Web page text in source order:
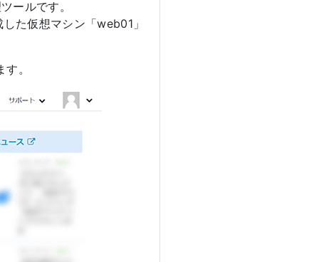
ールです。
した仮想マシン「web01」
。